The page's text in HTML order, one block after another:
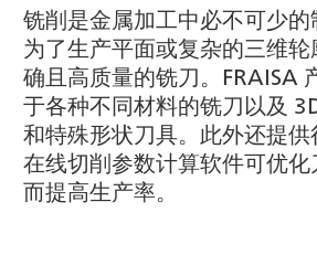
铣削是金属加工中必不可少的
为了生产平面或复杂的三维
确且高质量的铣刀。FRAISA
于各种不同材料的铣刀以及
和特殊形状刀具。此外还提供
在线切削参数计算软件可优
而提高生产率。